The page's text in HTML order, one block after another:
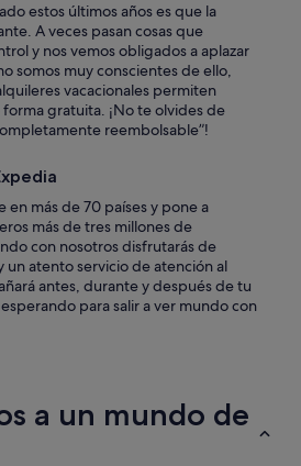
estos últimos años es que la
A veces pasan cosas que
y nos vemos obligados a aplazar
somos muy conscientes de ello,
vacacionales permiten
gratuita. ¡No te olvides de
reembolsable”!
en más de 70 países y pone a
más de tres millones de
con nosotros disfrutarás de
un atento servicio de atención al
antes, durante y después de tu
para salir a ver mundo con
a un mundo de